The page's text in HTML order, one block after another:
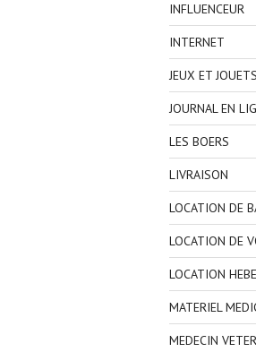
INFLUENCEUR
INTERNET
JEUX ET JOUETS
JOURNAL EN
LES BOERS
LIVRAISON
LOCATION DE
LOCATION DE
LOCATION
MATERIEL
MEDECIN